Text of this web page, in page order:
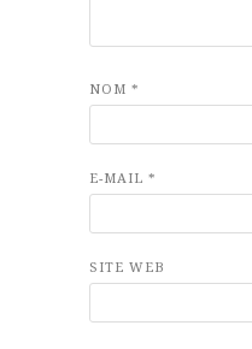
NOM *
E-MAIL *
SITE WEB